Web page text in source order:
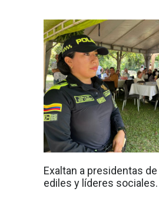
Exaltan a presidentas
ediles y líderes sociales.